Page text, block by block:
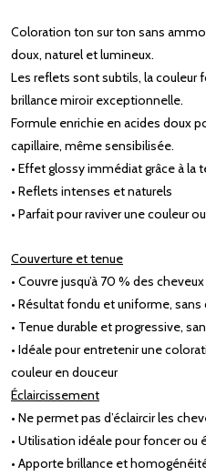
Coloration ton sur ton sans
doux, naturel et lumineux.
Les reflets sont subtils, la couleur
brillance miroir exceptionnelle.
Formule enrichie en acides doux
capillaire, même sensibilisée.
• Effet glossy immédiat grâce à la
• Reflets intenses et naturels
• Parfait pour raviver une couleur
Couverture et tenue
• Couvre jusqu’à 70 % des
• Résultat fondu et uniforme,
• Tenue durable et progressive,
• Idéale pour entretenir une
couleur en douceur
Éclaircissement
• Ne permet pas d’éclaircir les
• Utilisation idéale pour foncer ou
• Apporte brillance et